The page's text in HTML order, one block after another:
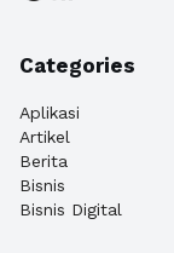
Categories
Aplikasi
Artikel
Berita
Bisnis
Bisnis Digital